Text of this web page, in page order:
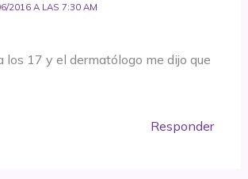
2016 A LAS 7:30 AM
los 17 y el dermatólogo me dijo que
Responder